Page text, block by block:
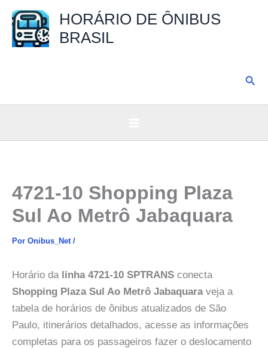
para
HORÁRIO DE ÔNIBUS
BRASIL
4721-10 Shopping Plaza
Sul Ao Metrô Jabaquara
Por Onibus_Net /
Horário da linha 4721-10 SPTRANS conecta
Shopping Plaza Sul Ao Metrô Jabaquaraveja a
tabela de horários de ônibus atualizados de São
Paulo, itinerários detalhados, acesse as informações
completas para os passageiros fazer o deslocamento